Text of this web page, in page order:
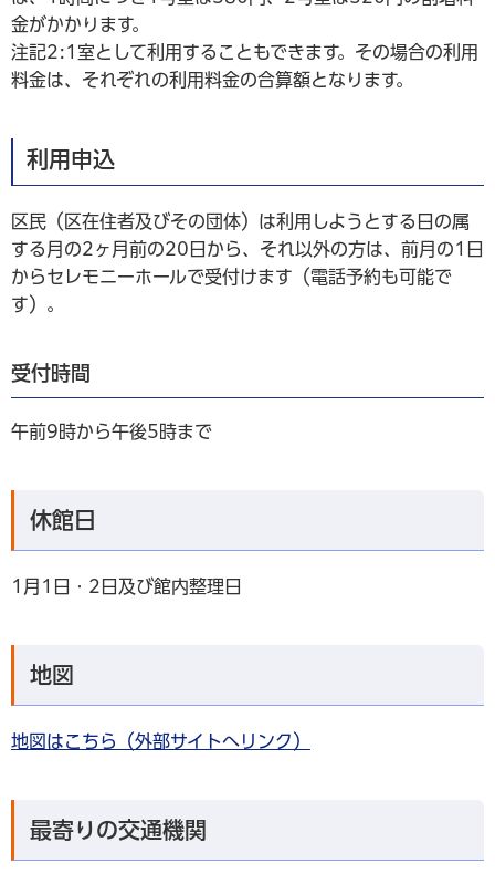
金がかかります。
注記2:1室として利用することもできます。その場合の利用
料金は、それぞれの利用料金の合算額となります。
利用申込
区民（区在住者及びその団体）は利用しようとする日の属
する月の2ヶ月前の20日から、それ以外の方は、前月の1日
からセレモニーホールで受付けます（電話予約も可能で
す）。
受付時間
午前9時から午後5時まで
休館日
1月1日・2日及び館内整理日
地図
地図はこちら（外部サイトへリンク）
最寄りの交通機関